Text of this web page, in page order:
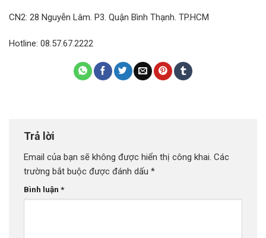
CN2: 28 Nguyễn Lâm. P3. Quận Bình Thạnh. TP.HCM
Hotline: 08.57.67.2222
Trả lời
Email của bạn sẽ không được hiển thị công khai. Các
trường bắt buộc được đánh dấu *
Bình luận *